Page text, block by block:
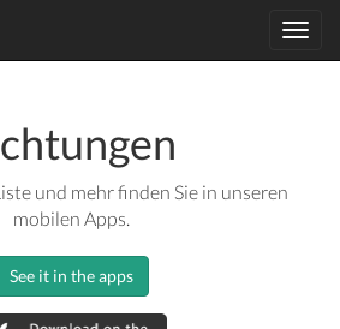
und mehr finden Sie in unseren
mobilen Apps.
See it in the apps